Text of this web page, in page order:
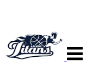
navigasjon